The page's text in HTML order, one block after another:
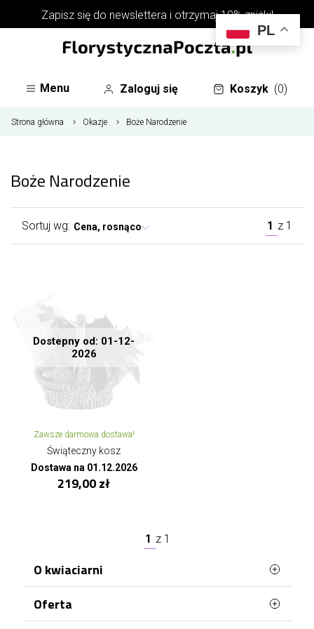
Zapisz się do newsletterai otrzymaj 10% zniżki!
Menu Zaloguj się Koszyk (0)
Strona główna Okazje Boże Narodzenie
Boże Narodzenie
Sortuj wg: Cena, rosnąco 1 z 1
Dostepny od: 01-12-
2026
Zawsze darmowa dostawa!
Świąteczny kosz
Dostawa na 01.12.2026
219,00 zł
1 z 1
O kwiaciarni
Jesteśmy najlepszą kwiaciarnią na rynku!
Posiadana wiedza, poparta ponad
Oferta
PL